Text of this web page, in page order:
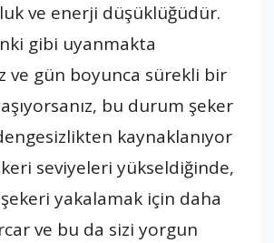
ve enerji düşüklüğüdür.
gibi uyanmakta
ve gün boyunca sürekli bir
bu durum şeker
kaynaklanıyor
seviyeleri yükseldiğinde,
yakalamak için daha
ve bu da sizi yorgun